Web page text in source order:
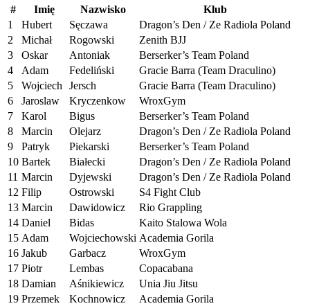
# Imię Nazwisko
Klub
1
Hubert Sęczawa
Dragon’s Den / Ze Radiola Poland
2
Michał Rogowski
Zenith BJJ
3
Oskar Antoniak
Berserker’s Team Poland
4
Adam Fedeliński
Gracie Barra (Team Draculino)
5
Wojciech Jersch
Gracie Barra (Team Draculino)
6
Jaroslaw Kryczenkow
WroxGym
7
Karol Bigus
Berserker’s Team Poland
8
Marcin Olejarz
Dragon’s Den / Ze Radiola Poland
9
Patryk Piekarski
Berserker’s Team Poland
10 Bartek Białecki
Dragon’s Den / Ze Radiola Poland
11 Marcin Dyjewski
Dragon’s Den / Ze Radiola Poland
12 Filip Ostrowski
S4 Fight Club
13 Marcin Dawidowicz
Rio Grappling
14 Daniel Bidas
Kaito Stalowa Wola
15 Adam Wojciechowski Academia Gorila
16 Jakub Garbacz
WroxGym
17 Piotr Lembas
Copacabana
18 Damian Aśnikiewicz
Unia Jiu Jitsu
19 Przemek Kochnowicz
Academia Gorila